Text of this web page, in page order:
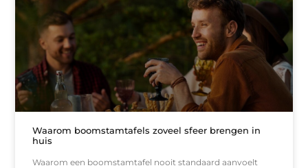
Waarom boomstamtafels zoveel sfeer brengen in
huis
Waarom een boomstamtafel nooit standaard aanvoelt